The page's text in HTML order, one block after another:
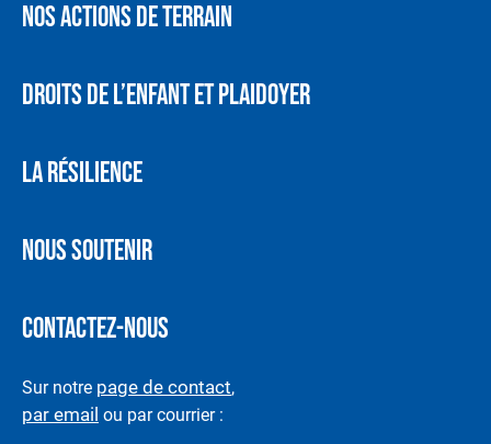
NOS ACTIONS DE TERRAIN
DROITS DE L’ENFANT ET PLAIDOYER
LA RÉSILIENCE
NOUS SOUTENIR
CONTACTEZ-NOUS
Sur notre page de contact,
par email ou par courrier :